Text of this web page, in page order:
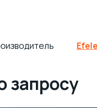
Efele
запросу